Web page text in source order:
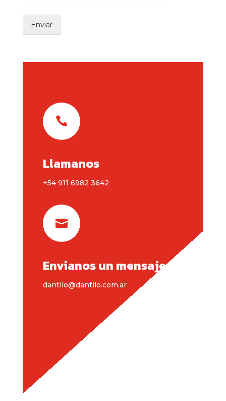
Enviar

Llamanos
+54 911 6982 3642

Envianos un mensaje
dantilo@dantilo.com.ar